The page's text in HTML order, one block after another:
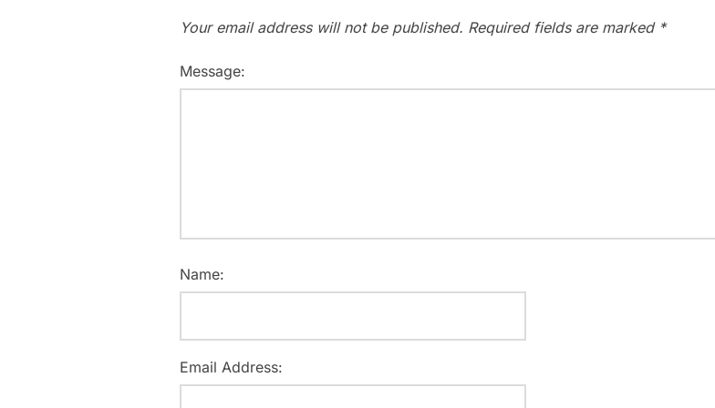
Your email address will not be published. Required fields are marked *
Message:
Name:
Email Address: